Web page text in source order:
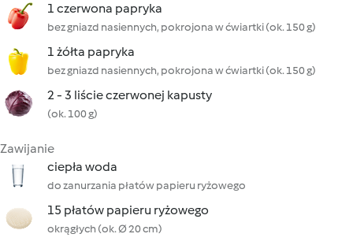
1 czerwona papryka
bez gniazd nasiennych, pokrojona w ćwiartki (ok. 150 g)
1 żółta papryka
bez gniazd nasiennych, pokrojona w ćwiartki (ok. 150 g)
2 - 3 liście czerwonej kapusty
(ok. 100 g)
Zawijanie
ciepła woda
do zanurzania płatów papieru ryżowego
15 płatów papieru ryżowego
okrągłych (ok. Ø 20 cm)